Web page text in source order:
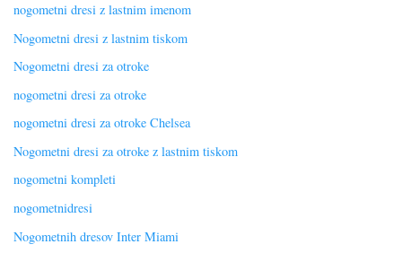
nogometni dresi z lastnim imenom
Nogometni dresi z lastnim tiskom
Nogometni dresi za otroke
nogometni dresi za otroke
nogometni dresi za otroke Chelsea
Nogometni dresi za otroke z lastnim tiskom
nogometni kompleti
nogometnidresi
Nogometnih dresov Inter Miami